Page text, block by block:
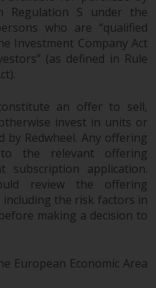
die
dieser Website
und
noch
dieser
übernehmen
Regulation S under the
who are “qualified
Investment Company Act
(as defined in Rule
an offer to sell,
invest in units or
by Redwheel. Any offering
the relevant offering
subscription application.
review the offering
the risk factors in
making a decision to
European Economic Area